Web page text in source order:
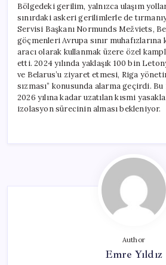
Bölgedeki gerilim, yalnızca ulaşım
sınırdaki askeri gerilimlerle de
Servisi Başkanı Normunds Mežviets,
göçmenleri Avrupa sınır
aracı olarak kullanmak üzere özel
etti. 2024 yılında yaklaşık 100 bin
ve Belarus’u ziyaret etmesi, Riga
sızması” konusunda alarma geçirdi.
2026 yılına kadar uzatılan kısmi
izolasyon sürecinin alması bekleniyor.
Author
Emre Yıldız